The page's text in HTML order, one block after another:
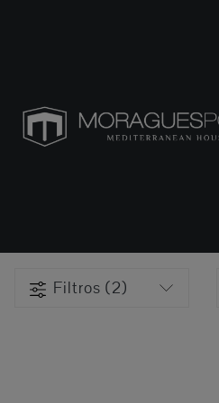
Filtros (2)